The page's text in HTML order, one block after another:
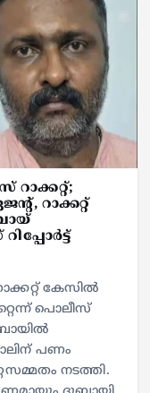
റാക്കറ്റ്;
റാക്കറ്റ്
കേസിൽ
പൊലീസ്
പണം
നടത്തി.